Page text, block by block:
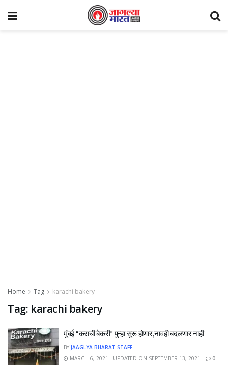
Home Tag karachi bakery
Tag: karachi bakery
मुंबई “कराची बेकरी” पुन्हा सुरू होणार,नावही बदलणार नाही
BY JAAGLYA BHARAT STAFF
MARCH 6, 2021 - UPDATED ON SEPTEMBER 13, 2021
0